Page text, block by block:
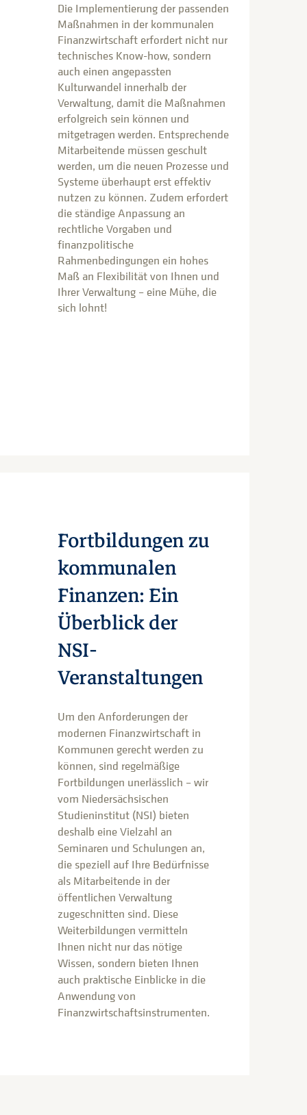
Die Implementierung der passenden
Maßnahmen in der kommunalen
Finanzwirtschaft erfordert nicht nur
technisches Know-how, sondern
auch einen angepassten
Kulturwandel innerhalb der
Verwaltung, damit die Maßnahmen
erfolgreich sein können und
mitgetragen werden. Entsprechende
Mitarbeitende müssen geschult
werden, um die neuen Prozesse und
Systeme überhaupt erst effektiv
nutzen zu können. Zudem erfordert
die ständige Anpassung an
rechtliche Vorgaben und
finanzpolitische
Rahmenbedingungen ein hohes
Maß an Flexibilität von Ihnen und
Ihrer Verwaltung – eine Mühe, die
sich lohnt!
Fortbildungen zu
kommunalen
Finanzen: Ein
Überblick der
NSI-
Veranstaltungen
Um den Anforderungen der
modernen Finanzwirtschaft in
Kommunen gerecht werden zu
können, sind regelmäßige
Fortbildungen unerlässlich – wir
vom Niedersächsischen
Studieninstitut (NSI) bieten
deshalb eine Vielzahl an
Seminaren und Schulungen an,
die speziell auf Ihre Bedürfnisse
als Mitarbeitende in der
öffentlichen Verwaltung
zugeschnitten sind. Diese
Weiterbildungen vermitteln
Ihnen nicht nur das nötige
Wissen, sondern bieten Ihnen
auch praktische Einblicke in die
Anwendung von
Finanzwirtschaftsinstrumenten.